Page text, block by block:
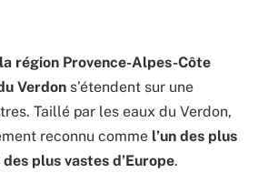
région Provence-Alpes-Côte
Verdon s’étendent sur une
Taillé par les eaux du Verdon,
reconnu comme l’un des plus
plus vastes d’Europe.